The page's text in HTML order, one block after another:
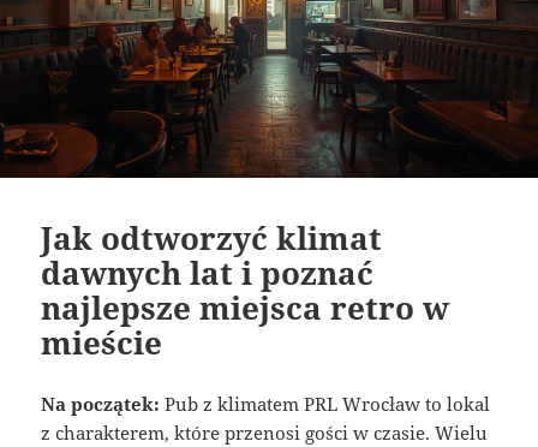
Jak odtworzyć klimat
dawnych lat i poznać
najlepsze miejsca retro w
mieście
Na początek: Pub z klimatem PRL Wrocław to lokal
z charakterem, które przenosi gości w czasie. Wielu